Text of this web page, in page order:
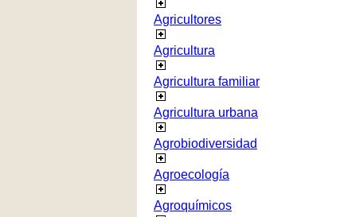
Agricultores
Agricultura
Agricultura familiar
Agricultura urbana
Agrobiodiversidad
Agroecología
Agroquímicos